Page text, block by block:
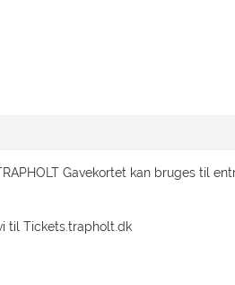
Gavekortet kan bruges til
til Tickets.trapholt.dk